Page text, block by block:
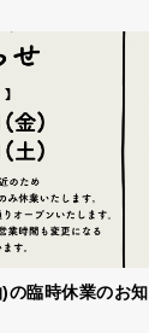
の臨時休業のお知